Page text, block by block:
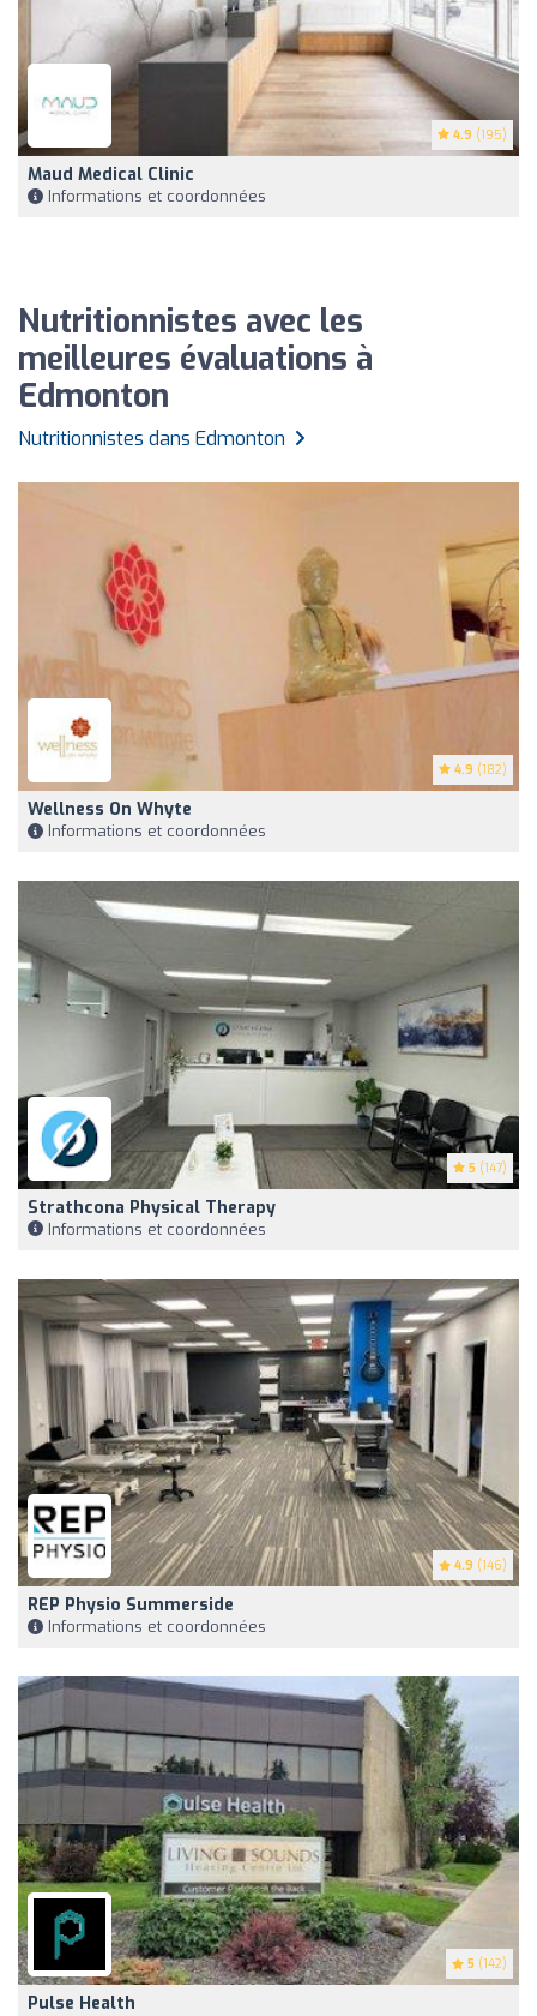
4.9 (195)
Maud Medical Clinic
Informations et coordonnées
Nutritionnistes avec les
meilleures évaluations à
Edmonton
Nutritionnistes dans Edmonton
4.9 (182)
Wellness On Whyte
Informations et coordonnées
5 (147)
Strathcona Physical Therapy
Informations et coordonnées
4.9 (146)
REP Physio Summerside
Informations et coordonnées
5 (142)
Pulse Health